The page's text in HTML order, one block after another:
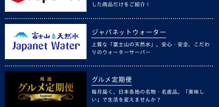
した商品だけをご紹介！
ジャパネットウォーター
上質な「富士山の天然水」。安心・安全、こだわ
りのウォーターサーバー
グルメ定期便
毎月届く、日本各地の名物・名産品。「美味し
い」で生活を変えませんか？